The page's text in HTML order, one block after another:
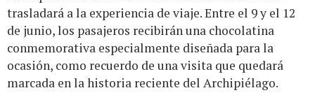
trasladará a la experiencia de viaje. Entre el 9 y el 12
de junio, los pasajeros recibirán una chocolatina
conmemorativa especialmente diseñada para la
ocasión, como recuerdo de una visita que quedará
marcada en la historia reciente del Archipiélago.